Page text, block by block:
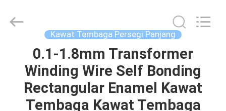
RUMAH
PRODUK
Material
Co,.Ltd.
Kawat Tembaga Persegi Panjang
0.1-1.8mm Transformer
Winding Wire Self Bonding
Rectangular Enamel Kawat
Tembaga Kawat Tembaga